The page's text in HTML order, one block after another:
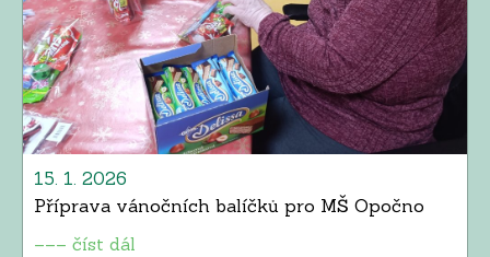
15. 1. 2026
Příprava vánočních balíčků pro MŠ Opočno
––– číst dál